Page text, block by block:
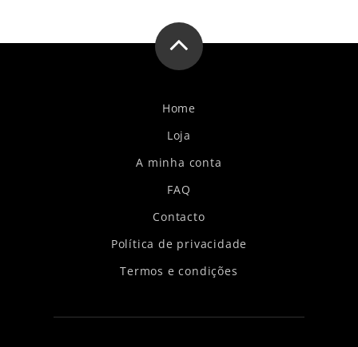
Home
Loja
A minha conta
FAQ
Contacto
Política de privacidade
Termos e condições